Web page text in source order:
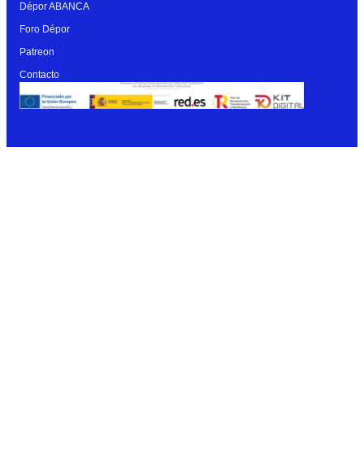
Dépor ABANCA
Foro Dépor
Patreon
Contacto